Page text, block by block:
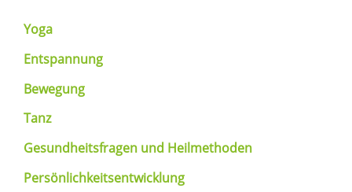
Yoga
Entspannung
Bewegung
Tanz
Gesundheitsfragen und Heilmethoden
Persönlichkeitsentwicklung